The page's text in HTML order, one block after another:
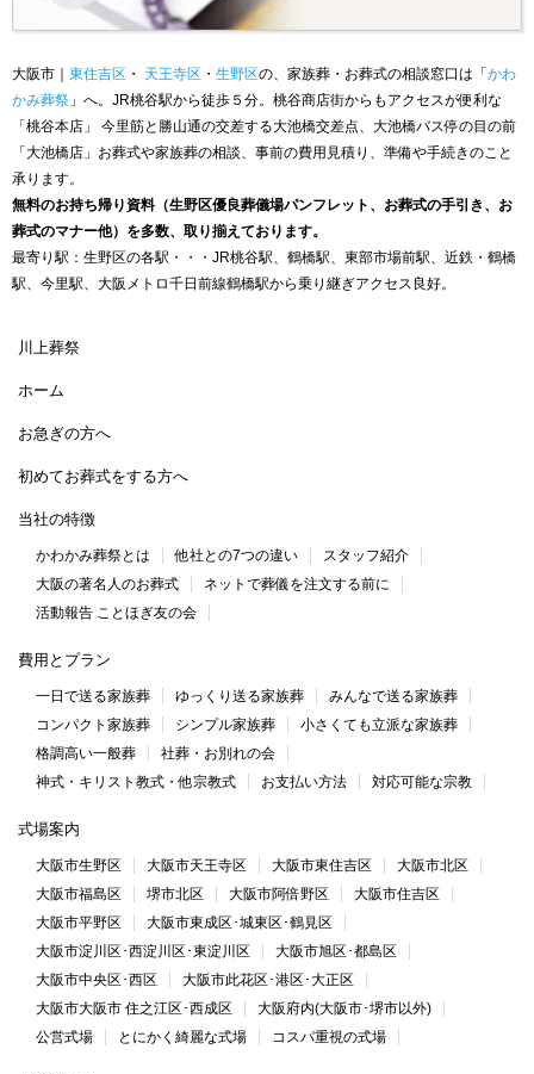
大阪市｜ 東住吉区 ・ 天王寺区 ・ 生野区の、家族葬・お葬式の相談窓口は「 かわ
かみ葬祭 」へ。JR桃谷駅から徒歩５分。桃谷商店街からもアクセスが便利な
「桃谷本店」 今里筋と勝山通の交差する大池橋交差点、大池橋バス停の目の前
「大池橋店」お葬式や家族葬の相談、事前の費用見積り、準備や手続きのこと
承ります。
無料のお持ち帰り資料（生野区優良葬儀場パンフレット、お葬式の手引き、お
葬式のマナー他）を多数、取り揃えております。
最寄り駅：生野区の各駅・・・JR桃谷駅、鶴橋駅、東部市場前駅、近鉄・鶴橋
駅、今里駅、大阪メトロ千日前線鶴橋駅から乗り継ぎアクセス良好。
川上葬祭
ホーム
お急ぎの方へ
初めてお葬式をする方へ
当社の特徴
かわかみ葬祭とは 他社との7つの違い
スタッフ紹介
大阪の著名人のお葬式
ネットで葬儀を注文する前に
活動報告 ことほぎ友の会
費用とプラン
一日で送る家族葬 ゆっくり送る家族葬
みんなで送る家族葬
コンパクト家族葬
シンプル家族葬
小さくても立派な家族葬
格調高い一般葬
社葬・お別れの会
神式・キリスト教式・他宗教式
お支払い方法 対応可能な宗教
式場案内
大阪市生野区 大阪市天王寺区 大阪市東住吉区
大阪市北区
大阪市福島区
堺市北区 大阪市阿倍野区
大阪市住吉区
大阪市平野区
大阪市東成区･城東区･鶴見区
大阪市淀川区･西淀川区･東淀川区
大阪市旭区･都島区
大阪市中央区･西区
大阪市此花区･港区･大正区
大阪市大阪市 住之江区･西成区
大阪府内(大阪市･堺市以外)
公営式場
とにかく綺麗な式場 コスパ重視の式場